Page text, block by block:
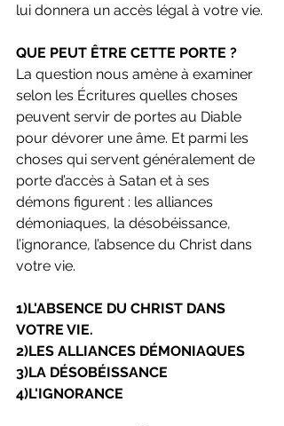
lui donnera un accès légal à votre vie.
QUE PEUT ÊTRE CETTE PORTE ?
La question nous amène à examiner
selon les Écritures quelles choses
peuvent servir de portes au Diable
pour dévorer une âme. Et parmi les
choses qui servent généralement de
porte d’accès à Satan et à ses
démons figurent : les alliances
démoniaques, la désobéissance,
l’ignorance, l’absence du Christ dans
votre vie.
1)L'ABSENCE DU CHRIST DANS
VOTRE VIE.
2)LES ALLIANCES DÉMONIAQUES
3)LA DÉSOBÉISSANCE
4)L'IGNORANCE